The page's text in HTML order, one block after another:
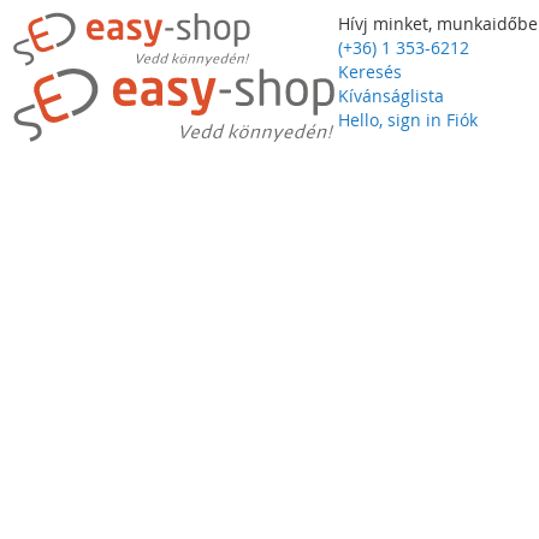
Hívj minket,
(+36) 1 353-6212
Keresés
Kívánságlista
Hello, sign in Fiók